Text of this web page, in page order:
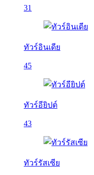
31
ทัวร์อินเดีย
45
ทัวร์อียิปต์
43
ทัวร์รัสเซีย